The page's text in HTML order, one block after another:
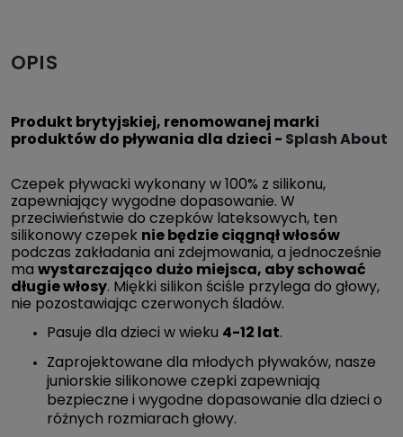
OPIS
Produkt brytyjskiej, renomowanej marki
produktów do pływania dla dzieci - Splash About
Czepek pływacki wykonany w 100% z silikonu,
zapewniający wygodne dopasowanie. W
przeciwieństwie do czepków lateksowych, ten
silikonowy czepek nie będzie ciągnął włosów
podczas zakładania ani zdejmowania, a jednocześnie
ma wystarczająco dużo miejsca, aby schować
długie włosy. Miękki silikon ściśle przylega do głowy,
nie pozostawiając czerwonych śladów.
Pasuje dla dzieci w wieku 4-12 lat.
Zaprojektowane dla młodych pływaków, nasze
juniorskie silikonowe czepki zapewniają
bezpieczne i wygodne dopasowanie dla dzieci o
różnych rozmiarach głowy.